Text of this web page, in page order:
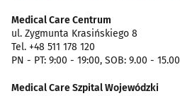
Medical Care Centrum
ul. Zygmunta Krasińskiego 8
Tel. +48 511 178 120
PN - PT: 9:00 - 19:00, SOB: 9.00 - 15.00
Medical Care Szpital Wojewódzki